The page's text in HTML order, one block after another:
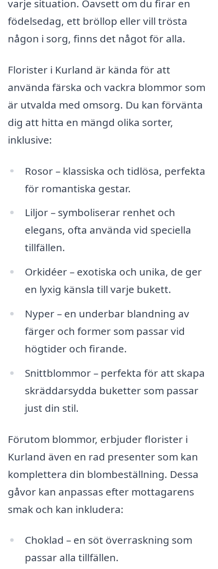
varje situation. Oavsett om du firar en
födelsedag, ett bröllop eller vill trösta
någon i sorg, finns det något för alla.
Florister i Kurland är kända för att
använda färska och vackra blommor som
är utvalda med omsorg. Du kan förvänta
dig att hitta en mängd olika sorter,
inklusive:
Rosor – klassiska och tidlösa, perfekta
för romantiska gestar.
Liljor – symboliserar renhet och
elegans, ofta använda vid speciella
tillfällen.
Orkidéer – exotiska och unika, de ger
en lyxig känsla till varje bukett.
Nyper – en underbar blandning av
färger och former som passar vid
högtider och firande.
Snittblommor – perfekta för att skapa
skräddarsydda buketter som passar
just din stil.
Förutom blommor, erbjuder florister i
Kurland även en rad presenter som kan
komplettera din blombeställning. Dessa
gåvor kan anpassas efter mottagarens
smak och kan inkludera:
Choklad – en söt överraskning som
passar alla tillfällen.